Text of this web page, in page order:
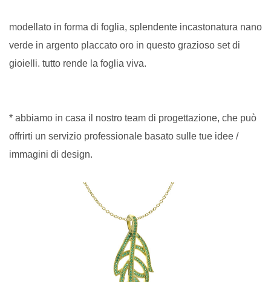
modellato in forma di foglia, splendente incastonatura nano
verde in argento placcato oro in questo grazioso set di
gioielli. tutto rende la foglia viva.
* abbiamo in casa il nostro team di progettazione, che può
offrirti un servizio professionale basato sulle tue idee /
immagini di design.